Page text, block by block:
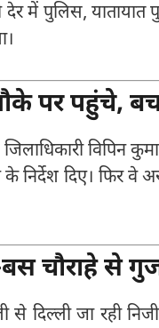
देर में पुलिस,
पर पहुंचे,
जिलाधिकारी विपिन
के निर्देश दिए। फिर
चौराहे से
से दिल्ली जा रही